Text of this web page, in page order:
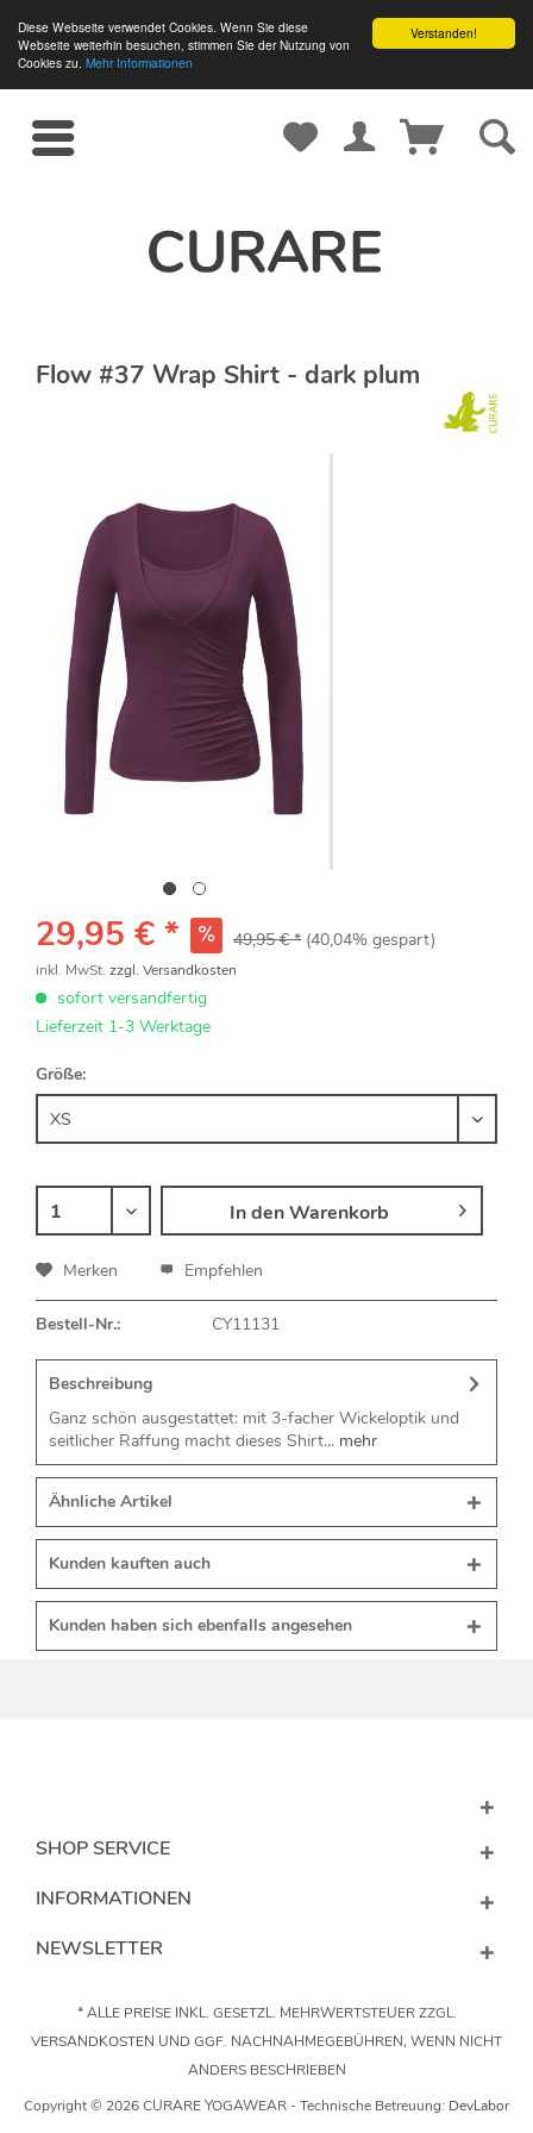
Verstanden!
Diese Webseite verwendet Cookies. Wenn Sie diese
Webseite weiterhin besuchen, stimmen Sie der Nutzung von
Cookies zu. Mehr Informationen
Flow #37 Wrap Shirt - dark plum
29,95 € * 49,95 € * (40,04% gespart)
inkl. MwSt. zzgl. Versandkosten
sofort versandfertig
Lieferzeit 1-3 Werktage
Größe:
In denWarenkorb
Merken Empfehlen
Bestell-Nr.: CY11131
Beschreibung
Ganz schön ausgestattet: mit 3-facher Wickeloptik und
seitlicher Raffung macht dieses Shirt... mehr
Ähnliche Artikel
Kunden kauften auch
Kunden haben sich ebenfalls angesehen
SHOP SERVICE
INFORMATIONEN
NEWSLETTER
* ALLE PREISE INKL. GESETZL. MEHRWERTSTEUER ZZGL.
VERSANDKOSTEN UND GGF. NACHNAHMEGEBÜHREN, WENN NICHT
ANDERS BESCHRIEBEN
Copyright © 2026 CURARE YOGAWEAR - Technische Betreuung: DevLabor